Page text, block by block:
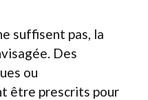
suffisent pas, la
Des
ou
être prescrits pour